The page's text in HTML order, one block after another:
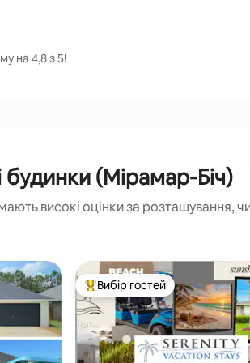
на 4,8 з 5!
(Мірамар-Біч)
високі оцінки за розташування,
Топ вибір гостей
Вибір гостей